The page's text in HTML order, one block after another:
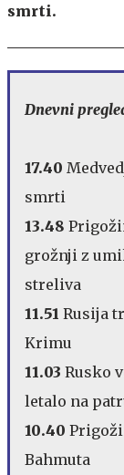
smrti.
Dnevni
17.40
smrti
13.48
grožnji z
streliva
11.51 Rusija
Krimu
11.03 Rusko
letalo na
10.40
Bahmuta